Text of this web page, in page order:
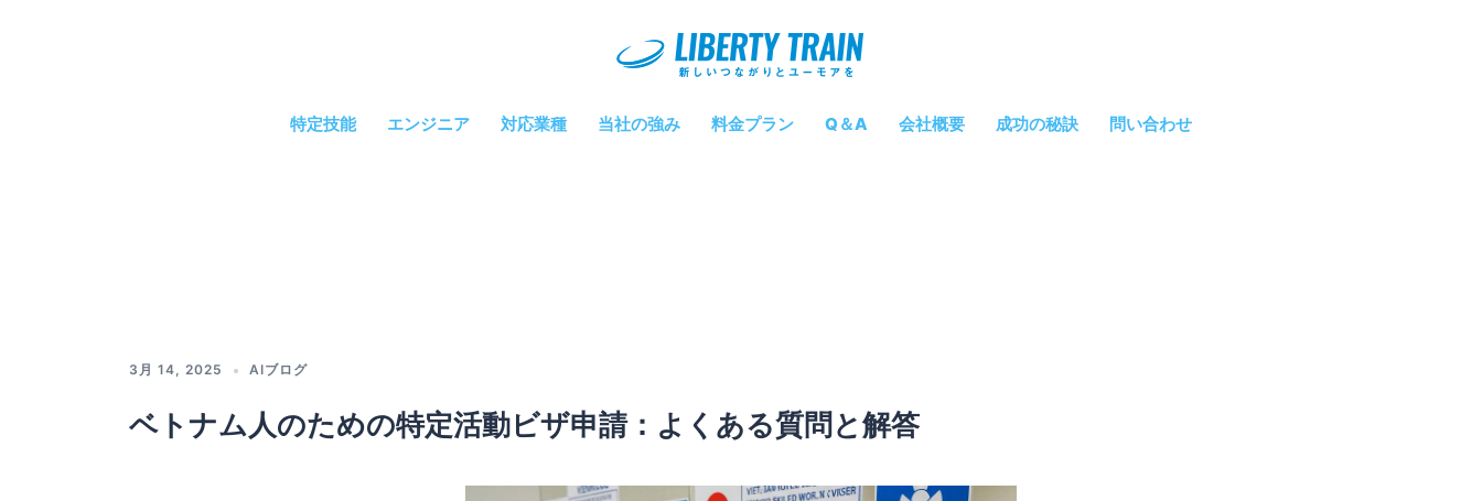
特定技能 エンジニア 対応業種 当社の強み 料金プラン Q＆A 会社概要 成功の秘訣 問い合わせ
3月 14, 2025 AIブログ
ベトナム人のための特定活動ビザ申請：よくある質問と解答